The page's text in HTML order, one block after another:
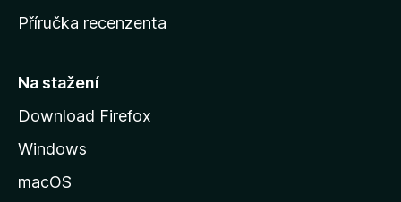
u
t
á
n
Příručka recenzenta
Na stažení
Download Firefox
Windows
macOS